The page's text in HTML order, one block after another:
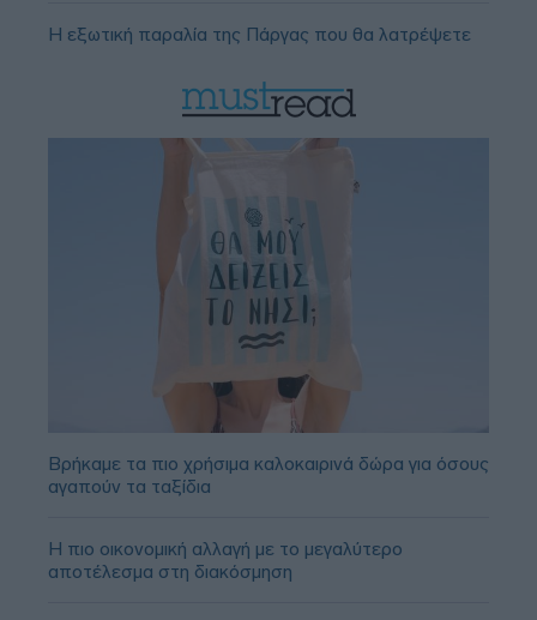
Η εξωτική παραλία της Πάργας που θα λατρέψετε
Βρήκαμε τα πιο χρήσιμα καλοκαιρινά δώρα για όσους
αγαπούν τα ταξίδια
Η πιο οικονομική αλλαγή με το μεγαλύτερο
αποτέλεσμα στη διακόσμηση